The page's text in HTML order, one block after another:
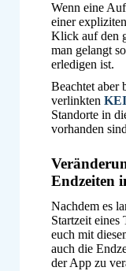
Wenn eine
einer
Klick auf den
man gelangt
erledigen ist.
Beachtet aber
verlinkten
Standorte in
vorhanden
Endzeiten
Nachdem es
Startzeit
euch mit
auch die
der App zu